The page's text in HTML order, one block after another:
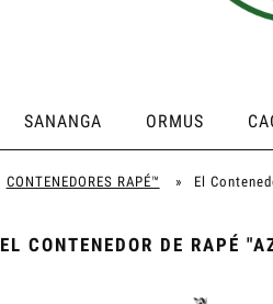
SANANGA ORMUS
CONTENEDORES RAPÉ™ » El
EL CONTENEDOR DE RAPÉ